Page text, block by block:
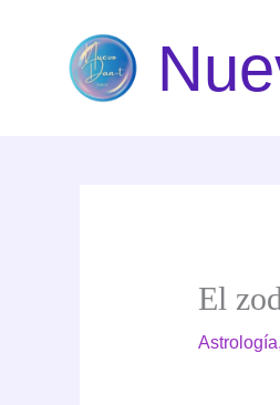
contenido
El
Astrología,